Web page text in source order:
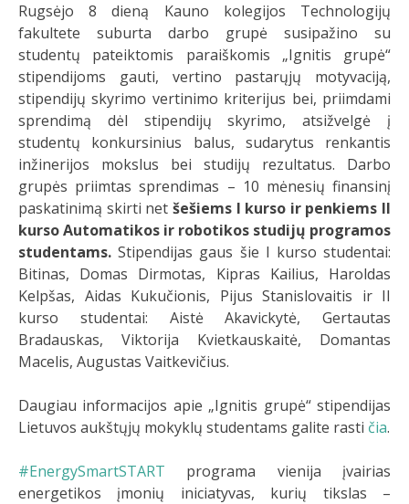
Rugsėjo 8 dieną Kauno kolegijos Technologijų
fakultete suburta darbo grupė susipažino su
studentų pateiktomis paraiškomis „Ignitis grupė“
stipendijoms gauti, vertino pastarųjų motyvaciją,
stipendijų skyrimo vertinimo kriterijus bei, priimdami
sprendimą dėl stipendijų skyrimo, atsižvelgė į
studentų konkursinius balus, sudarytus renkantis
inžinerijos mokslus bei studijų rezultatus. Darbo
grupės priimtas sprendimas – 10 mėnesių finansinį
paskatinimą skirti net šešiems I kurso ir penkiems II
kursoAutomatikos ir robotikos studijų programos
studentams.Stipendijas gaus šie I kurso studentai:
Bitinas, Domas Dirmotas, Kipras Kailius, Haroldas
Kelpšas, Aidas Kukučionis, Pijus Stanislovaitis ir II
kurso studentai: Aistė Akavickytė, Gertautas
Bradauskas, Viktorija Kvietkauskaitė, Domantas
Macelis, Augustas Vaitkevičius.
Daugiau informacijos apie „Ignitis grupė“ stipendijas
Lietuvos aukštųjų mokyklų studentams galite rasti čia.
#EnergySmartSTART programa vienija įvairias
energetikos įmonių iniciatyvas, kurių tikslas –